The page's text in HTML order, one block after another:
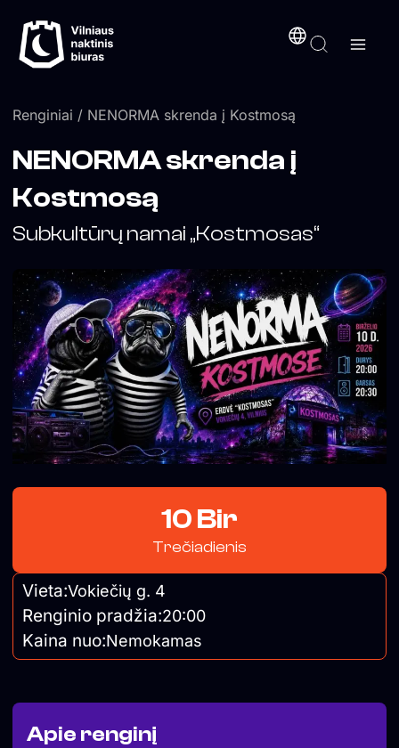
prie
turinio
Renginiai / NENORMA skrenda į Kostmosą
Apie renginį
NENORMA skrenda į
Kostmosą
Subkultūrų namai „Kostmosas“
10 Bir
Trečiadienis
Vieta:Vokiečių g. 4
Renginio pradžia:20:00
Kaina nuo:Nemokamas